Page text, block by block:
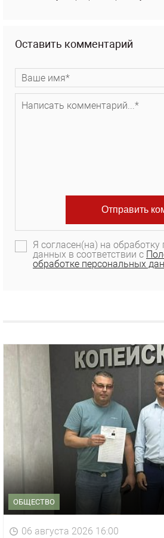
Оставить комментарий
Я согласен(на) на
данных в соответствии с
обработке персональных
ОБЩЕСТВО
06 августа 2026 16:00